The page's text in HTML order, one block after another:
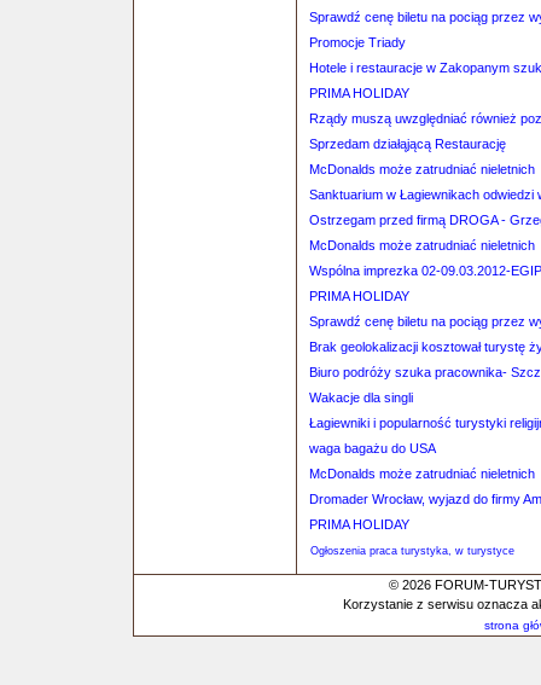
Sprawdź cenę biletu na pociąg przez
Promocje Triady
Hotele i restauracje w Zakopanym
PRIMA HOLIDAY
Rządy muszą uwzględniać również
Sprzedam działąjącą Restaurację
McDonalds może zatrudniać nieletnich
Sanktuarium w Łagiewnikach odwiedzi
Ostrzegam przed firmą DROGA -
McDonalds może zatrudniać nieletnich
Wspólna imprezka 02-09.03.2012-
PRIMA HOLIDAY
Sprawdź cenę biletu na pociąg przez
Brak geolokalizacji kosztował turystę
Biuro podróży szuka pracownika-
Wakacje dla singli
Łagiewniki i popularność turystyki
waga bagażu do USA
McDonalds może zatrudniać nieletnich
Dromader Wrocław, wyjazd do firmy
PRIMA HOLIDAY
Ogłoszenia praca turystyka, w turystyce
© 2026 FORUM-
Korzystanie z serwisu oznacza
strona